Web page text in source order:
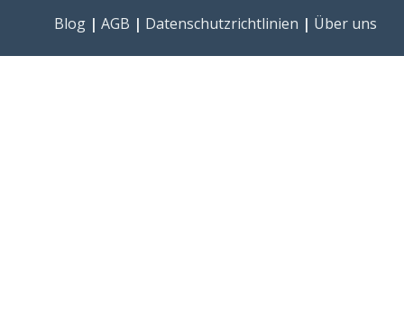
Blog | AGB | Datenschutzrichtlinien | Über uns